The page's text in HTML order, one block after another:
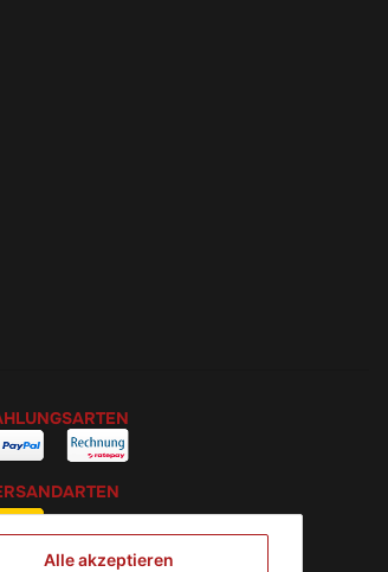
Alle akzeptieren